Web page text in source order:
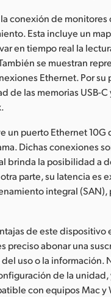
conexión de
Esta incluye un
en tiempo real la
se muestran
Ethernet. Por
de las memorias USB-
un puerto Ethernet
Dichas conexiones
brinda la posibilidad a
parte, su latencia es
integral
de este
preciso abonar una
uso o la información.
de la
con equipos Mac y